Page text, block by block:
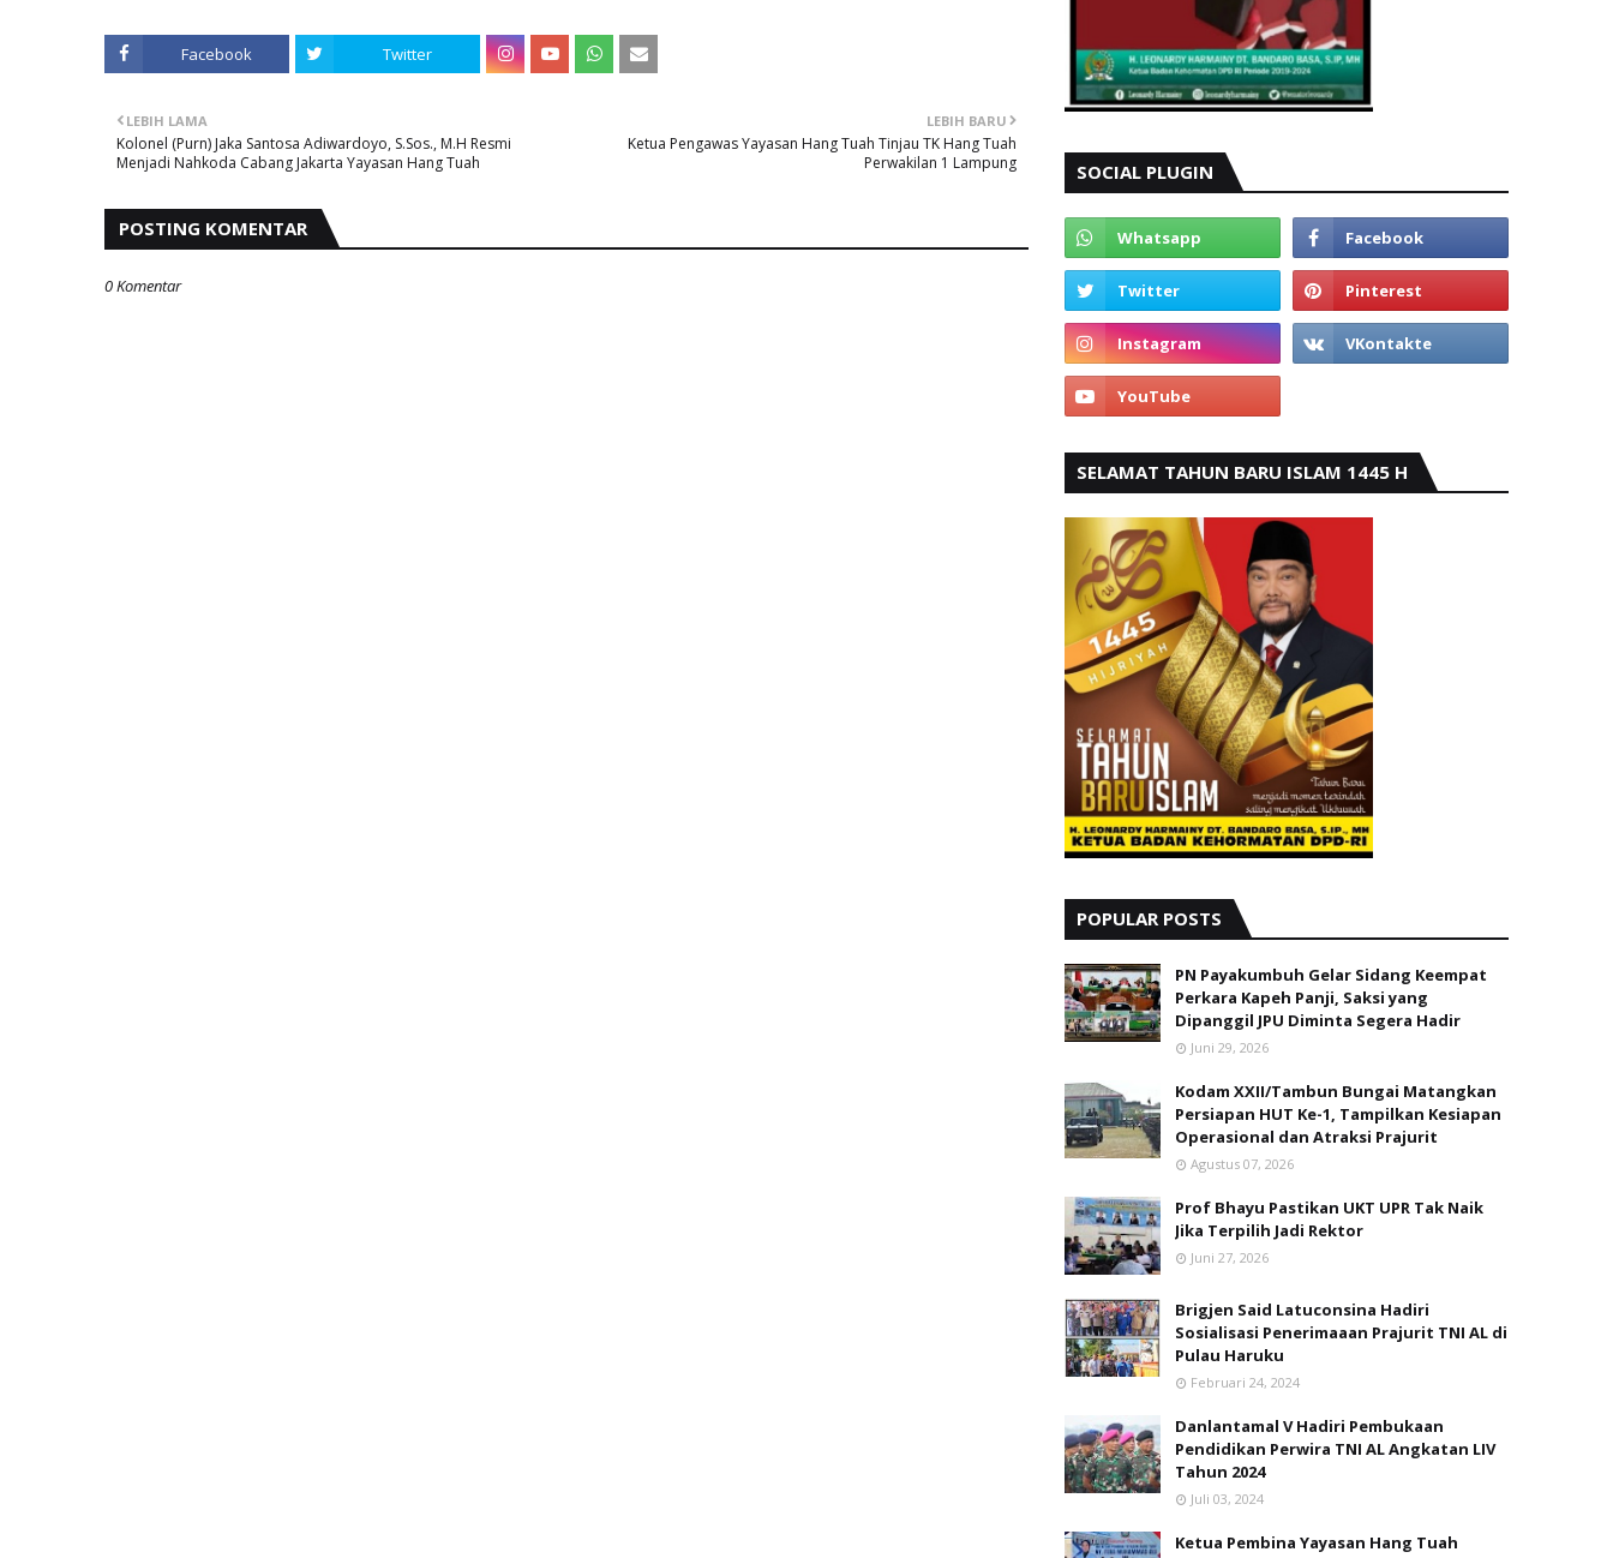
Facebook Twitter
LEBIH BARU
Ketua Pengawas Yayasan Hang Tuah Tinjau TK Hang Tuah
Perwakilan 1 Lampung
LEBIH LAMA
Kolonel (Purn) Jaka Santosa Adiwardoyo, S.Sos., M.H Resmi
Menjadi Nahkoda Cabang Jakarta Yayasan Hang Tuah
POSTING KOMENTAR
0 Komentar
SOCIAL PLUGIN
SELAMAT TAHUN BARU ISLAM 1445 H
POPULAR POSTS
PN Payakumbuh Gelar Sidang Keempat
Perkara Kapeh Panji, Saksi yang
Dipanggil JPU Diminta Segera Hadir
Juni 29, 2026
Kodam XXII/Tambun Bungai Matangkan
Persiapan HUT Ke-1, Tampilkan Kesiapan
Operasional dan Atraksi Prajurit
Agustus 07, 2026
Prof Bhayu Pastikan UKT UPR Tak Naik
Jika Terpilih Jadi Rektor
Juni 27, 2026
Brigjen Said Latuconsina Hadiri
Sosialisasi Penerimaaan Prajurit TNI AL di
Pulau Haruku
Februari 24, 2024
Danlantamal V Hadiri Pembukaan
Pendidikan Perwira TNI AL Angkatan LIV
Tahun 2024
Juli 03, 2024
Ketua Pembina Yayasan Hang Tuah